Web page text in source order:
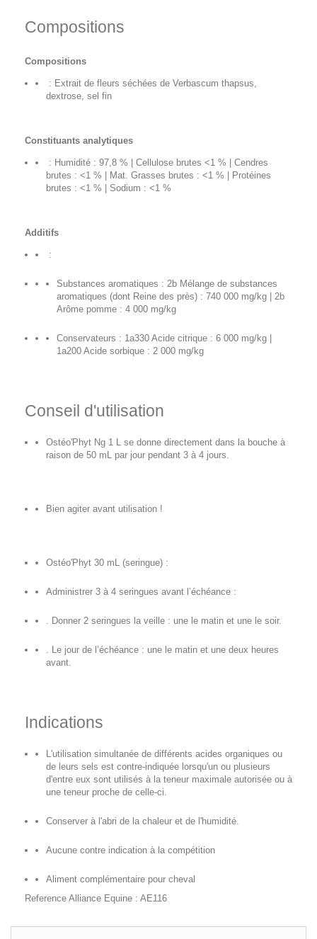
Compositions
Compositions
: Extrait de fleurs séchées de Verbascum thapsus,
dextrose, sel fin
Constituants analytiques
: Humidité : 97,8 % | Cellulose brutes <1 % | Cendres
brutes : <1 % | Mat. Grasses brutes : <1 % | Protéines
brutes : <1 % | Sodium : <1 %
Additifs
:
Substances aromatiques : 2b Mélange de substances
aromatiques (dont Reine des près) : 740 000 mg/kg | 2b
Arôme pomme : 4 000 mg/kg
Conservateurs : 1a330 Acide citrique : 6 000 mg/kg |
1a200 Acide sorbique : 2 000 mg/kg
Conseil d'utilisation
Ostéo'Phyt Ng 1 L se donne directement dans la bouche à
raison de 50 mL par jour pendant 3 à 4 jours.
Bien agiter avant utilisation !
Ostéo'Phyt 30 mL (seringue) :
Administrer 3 à 4 seringues avant l’échéance :
. Donner 2 seringues la veille : une le matin et une le soir.
. Le jour de l’échéance : une le matin et une deux heures
avant.
Indications
L'utilisation simultanée de différents acides organiques ou
de leurs sels est contre-indiquée lorsqu'un ou plusieurs
d'entre eux sont utilisés à la teneur maximale autorisée ou à
une teneur proche de celle-ci.
Conserver à l'abri de la chaleur et de l'humidité.
Aucune contre indication à la compétition
Aliment complémentaire pour cheval
Reference Alliance Equine : AE116